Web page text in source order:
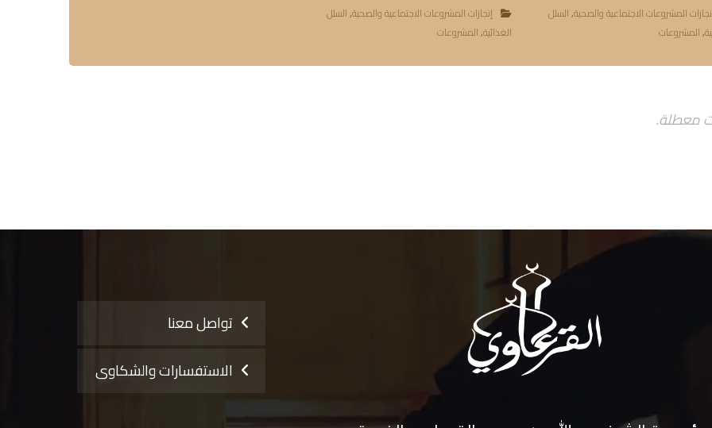
المشروعات الاجتماعية والصحية,السلل
,المشروعات
إنجازات المشروعات الاجتماعية والصحية,السلل
الغذائية,المشروعات
معطلة.
تواصل معنا
الاستفسارات والشكاوى